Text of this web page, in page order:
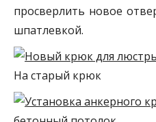
просверлить новое
шпатлевкой.
На старый крюк